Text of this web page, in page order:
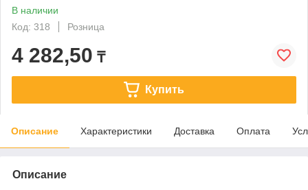
В наличии
Код: 318
Розница
4 282,50 ₸
Купить
Описание Характеристики Доставка Оплата
Описание